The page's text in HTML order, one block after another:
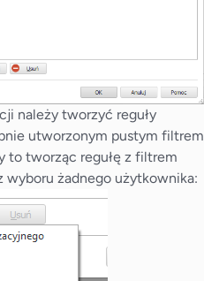
należy tworzyć reguły
utworzonym pustym filtrem
to tworząc regułę z filtrem
wyboru żadnego użytkownika: